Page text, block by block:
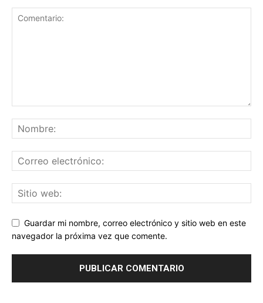
Guardar mi nombre, correo electrónico y sitio web en este
navegador la próxima vez que comente.